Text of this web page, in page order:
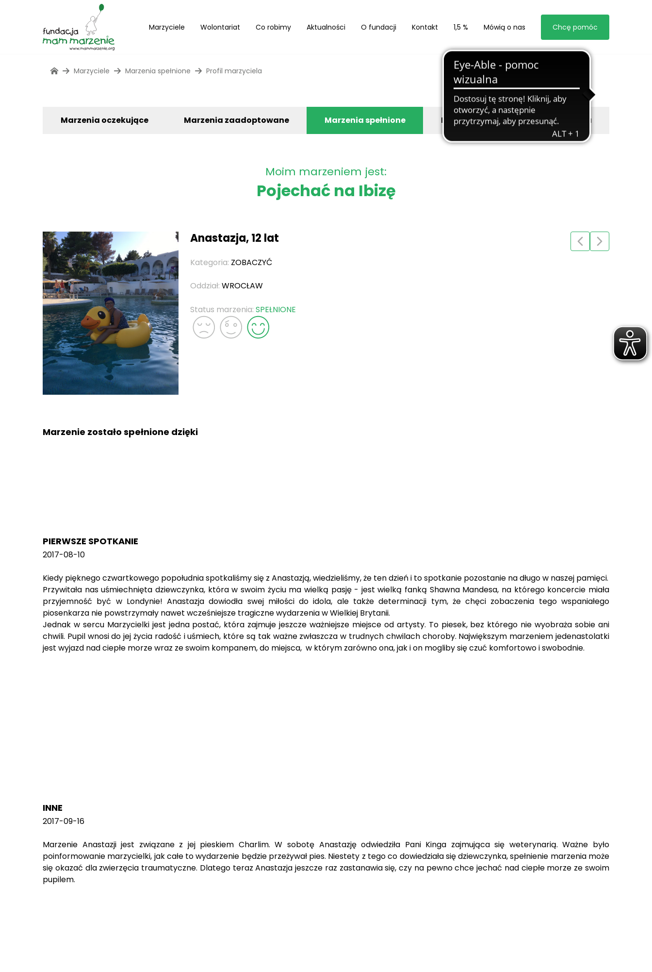
Marzyciele Wolontariat Co robimy Aktualności O fundacji Kontakt 1,5 % Mówią o nas Chcę pomóc
Marzyciele Marzenia spełnione Profil marzyciela
Marzenia oczekujące Marzenia zaadoptowane Marzenia spełnione Byli z nami Zgłoś marzyciela
Moim marzeniem jest:
Pojechać na Ibizę
Anastazja, 12 lat
Kategoria: ZOBACZYĆ
Oddział: WROCŁAW
Status marzenia: SPEŁNIONE
Marzenie zostało spełnione dzięki
PIERWSZE SPOTKANIE
2017-08-10
Kiedy pięknego czwartkowego popołudnia spotkaliśmy się z Anastazją, wiedzieliśmy, że ten dzień i to spotkanie pozostanie na długo w naszej pamięci.
Przywitała nas uśmiechnięta dziewczynka, która w swoim życiu ma wielką pasję - jest wielką fanką Shawna Mandesa, na którego koncercie miała
przyjemność być w Londynie! Anastazja dowiodła swej miłości do idola, ale także determinacji tym, że chęci zobaczenia tego wspaniałego
piosenkarza nie powstrzymały nawet wcześniejsze tragiczne wydarzenia w Wielkiej Brytanii.
Jednak w sercu Marzycielki jest jedna postać, która zajmuje jeszcze ważniejsze miejsce od artysty. To piesek, bez którego nie wyobraża sobie ani
chwili. Pupil wnosi do jej życia radość i uśmiech, które są tak ważne zwłaszcza w trudnych chwilach choroby. Największym marzeniem jedenastolatki
jest wyjazd nad ciepłe morze wraz ze swoim kompanem, do miejsca, w którym zarówno ona, jak i on mogliby się czuć komfortowo i swobodnie.
INNE
2017-09-16
Marzenie Anastazji jest związane z jej pieskiem Charlim. W sobotę Anastazję odwiedziła Pani Kinga zajmująca się weterynarią. Ważne było
poinformowanie marzycielki, jak całe to wydarzenie będzie przeżywał pies. Niestety z tego co dowiedziała się dziewczynka, spełnienie marzenia może
się okazać dla zwierzęcia traumatyczne. Dlatego teraz Anastazja jeszcze raz zastanawia się, czy na pewno chce jechać nad ciepłe morze ze swoim
pupilem.